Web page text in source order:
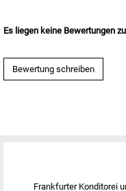
Es liegen keine Bewertungen
Bewertung schreiben
Frankfurter Konditorei